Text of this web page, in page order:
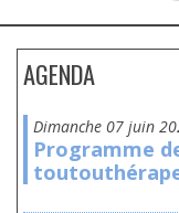
AGENDA
dimanche 07 juin
Programme